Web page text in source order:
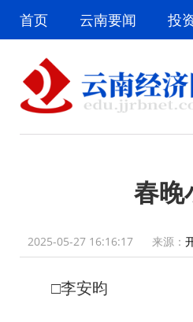
首页 云南要闻 投
春晚
2025-05-27 16:16:17 来源：
□李安昀